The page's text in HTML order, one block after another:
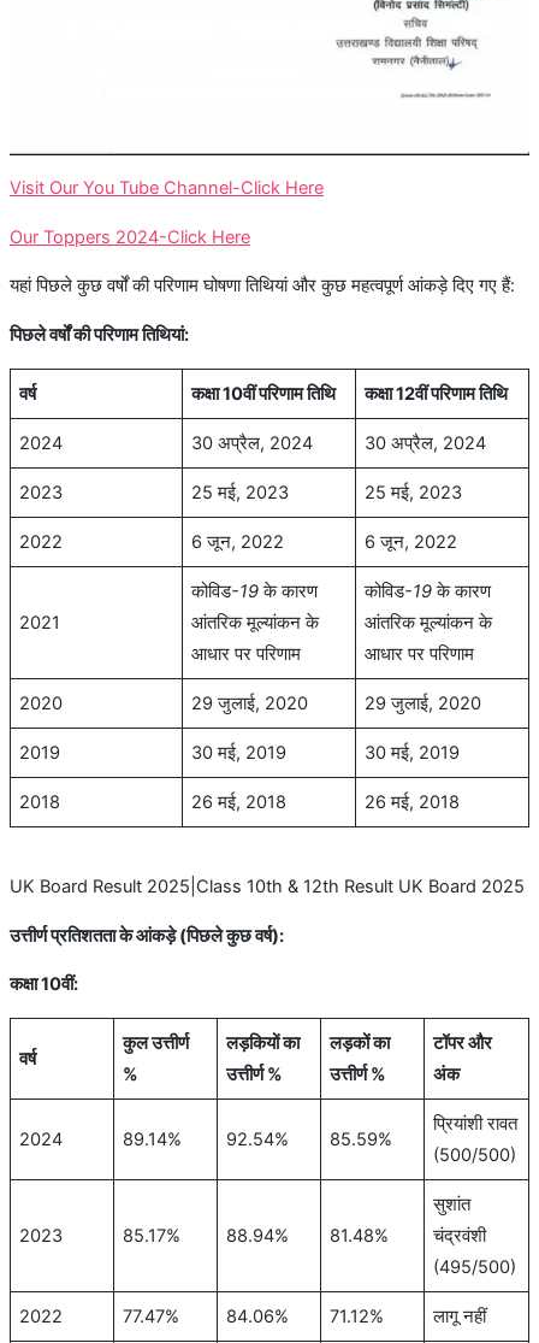
Visit Our You Tube Channel-Click Here
Our Toppers 2024-Click Here
यहां पिछले कुछ वर्षों की परिणाम घोषणा तिथियां और कुछ महत्वपूर्ण आंकड़े दिए गए हैं:
पिछले वर्षों की परिणाम तिथियां:
वर्ष कक्षा 10वीं परिणाम तिथि कक्षा 12वीं परिणाम तिथि
2024 30 अप्रैल, 2024 30 अप्रैल, 2024
2023 25 मई, 2023 25 मई, 2023
2022 6 जून, 2022 6 जून, 2022
2021
कोविड-19के कारण
आंतरिक मूल्यांकन के
आधार पर परिणाम
कोविड-19के कारण
आंतरिक मूल्यांकन के
आधार पर परिणाम
2020 29 जुलाई, 2020 29 जुलाई, 2020
2019 30 मई, 2019 30 मई, 2019
2018 26 मई, 2018 26 मई, 2018
UK Board Result 2025|Class 10th & 12th Result UK Board 2025
उत्तीर्ण प्रतिशतता के आंकड़े (पिछले कुछ वर्ष):
कक्षा10वीं:
वर्ष
कुल उत्तीर्ण
%
लड़कियों का
उत्तीर्ण %
लड़कों का
उत्तीर्ण %
टॉपर और
अंक
2024 89.14% 92.54% 85.59%
प्रियांशी रावत
(500/500)
2023 85.17% 88.94% 81.48%
सुशांत
चंद्रवंशी
(495/500)
2022 77.47% 84.06% 71.12% लागू नहीं